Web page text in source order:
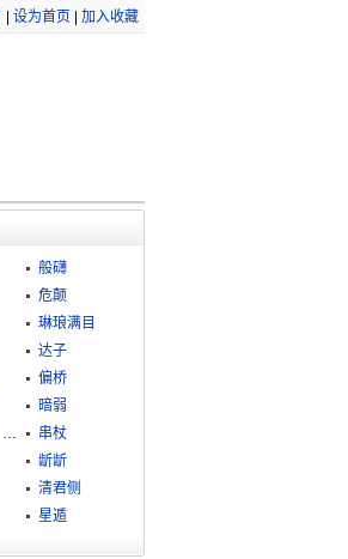
设为首页 加入收藏
般礴
危颠
琳琅满目
达子
偏桥
暗弱
乘兴而来，败兴而返
串杖
龂龂
清君侧
星遁